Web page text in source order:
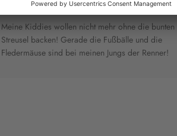
"Nicht mehr ohne"
Meine Kiddies wollen nicht mehr ohne die bunten
Streusel backen! Gerade die Fußbälle und die
Fledermäuse sind bei meinen Jungs der Renner!